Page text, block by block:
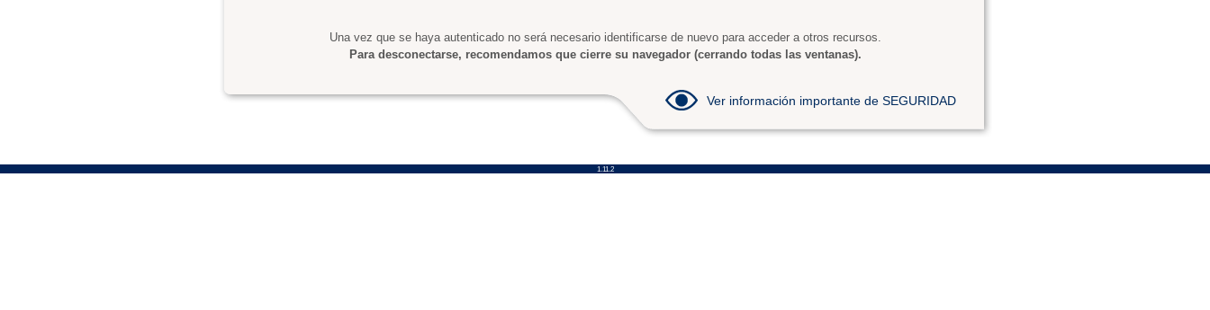
Una vez que se haya autenticado no será necesario identificarse de nuevo para acceder a otros recursos.
Para desconectarse, recomendamos que cierre su navegador (cerrando todas las ventanas).
Ver información importante de SEGURIDAD
1.11.2